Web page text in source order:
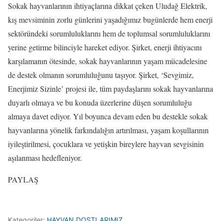
Sokak hayvanlarının ihtiyaçlarına dikkat çeken Uludağ Elektrik,
kış mevsiminin zorlu günlerini yaşadığımız bugünlerde hem enerji
sektöründeki sorumluluklarını hem de toplumsal sorumluluklarını
yerine getirme bilinciyle hareket ediyor. Şirket, enerji ihtiyacını
karşılamanın ötesinde, sokak hayvanlarının yaşam mücadelesine
de destek olmanın sorumluluğunu taşıyor. Şirket, ‘Sevgimiz,
Enerjimiz Sizinle’ projesi ile, tüm paydaşlarını sokak hayvanlarına
duyarlı olmaya ve bu konuda üzerlerine düşen sorumluluğu
almaya davet ediyor. Yıl boyunca devam eden bu destekle sokak
hayvanlarına yönelik farkındalığın artırılması, yaşam koşullarının
iyileştirilmesi, çocuklara ve yetişkin bireylere hayvan sevgisinin
aşılanması hedefleniyor.
PAYLAŞ